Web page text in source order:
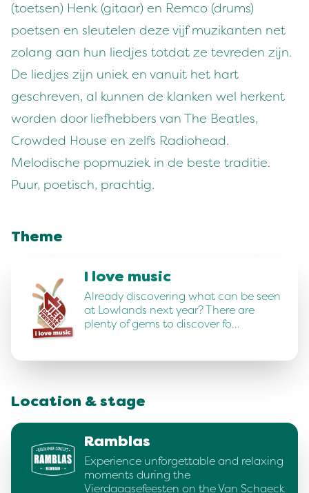
(toetsen) Henk (gitaar) en Remco (drums)
poetsen en sleutelen deze vijf muzikanten net
zolang aan hun liedjes totdat ze tevreden zijn.
De liedjes zijn uniek en vanuit het hart
geschreven, al kunnen de klanken wel herkent
worden door liefhebbers van The Beatles,
Crowded House en zelfs Radiohead.
Melodische popmuziek in de beste traditie.
Puur, poetisch, prachtig.
Theme
I love music
Already discovering what can be seen
at Lowlands next year? There are
plenty of gems to discover fo…
Location & stage
Ramblas
Experience unforgettable and relaxing
moments during the
Vierdaagsefeesten on the Van Schaeck